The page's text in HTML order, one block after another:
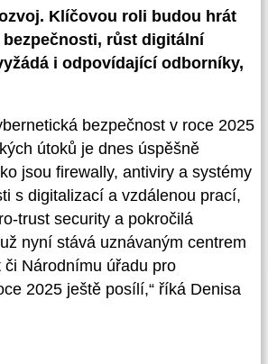
Klíčovou roli budou hrát
růst digitální
i odpovídající odborníky,
bezpečnost v roce 2025
útoků je dnes úspěšně
jsou firewally, antiviry a systémy
s digitalizací a vzdálenou prací,
trust security a pokročilá
nyní stává uznávaným centrem
Národnímu úřadu pro
2025 ještě posílí,“ říká Denisa